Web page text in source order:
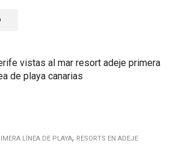
LÍNEA DE PLAYA, RESORTS EN ADEJE